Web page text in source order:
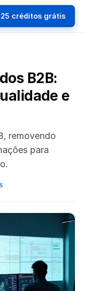
25 créditos grátis
B2B:
e
removendo
para